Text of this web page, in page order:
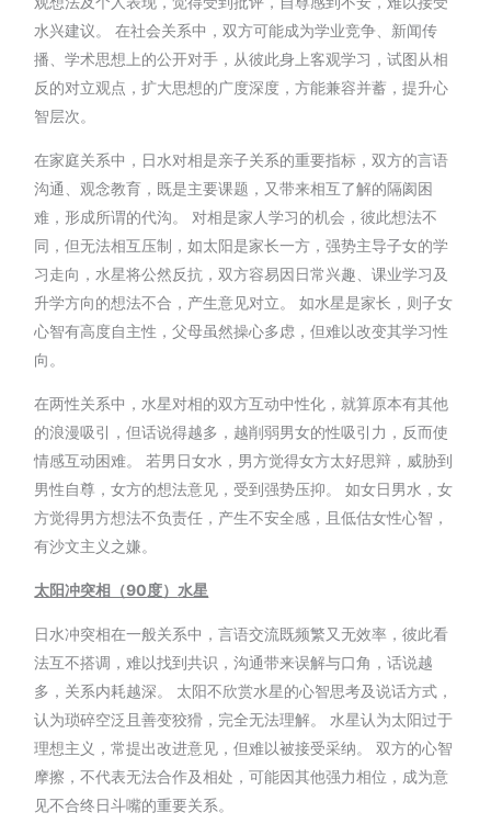
水兴建议。 在社会关系中，双方可能成为学业竞争、新闻传
播、学术思想上的公开对手，从彼此身上客观学习，试图从相
反的对立观点，扩大思想的广度深度，方能兼容并蓄，提升心
智层次。
在家庭关系中，日水对相是亲子关系的重要指标，双方的言语
沟通、观念教育，既是主要课题，又带来相互了解的隔阂困
难，形成所谓的代沟。 对相是家人学习的机会，彼此想法不
同，但无法相互压制，如太阳是家长一方，强势主导子女的学
习走向，水星将公然反抗，双方容易因日常兴趣、课业学习及
升学方向的想法不合，产生意见对立。 如水星是家长，则子女
心智有高度自主性，父母虽然操心多虑，但难以改变其学习性
向。
在两性关系中，水星对相的双方互动中性化，就算原本有其他
的浪漫吸引，但话说得越多，越削弱男女的性吸引力，反而使
情感互动困难。 若男日女水，男方觉得女方太好思辩，威胁到
男性自尊，女方的想法意见，受到强势压抑。 如女日男水，女
方觉得男方想法不负责任，产生不安全感，且低估女性心智，
有沙文主义之嫌。
太阳冲突相（90度） 水星
日水冲突相在一般关系中，言语交流既频繁又无效率，彼此看
法互不搭调，难以找到共识，沟通带来误解与口角，话说越
多，关系内耗越深。 太阳不欣赏水星的心智思考及说话方式，
认为琐碎空泛且善变狡猾，完全无法理解。 水星认为太阳过于
理想主义，常提出改进意见，但难以被接受采纳。 双方的心智
摩擦，不代表无法合作及相处，可能因其他强力相位，成为意
见不合终日斗嘴的重要关系。